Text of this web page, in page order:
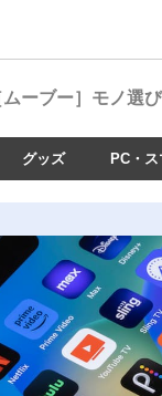
ムーブー］ モノ選
グッズ PC・